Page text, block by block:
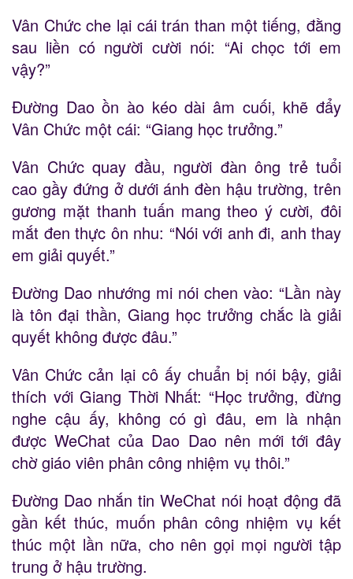
Vân Chức che lại cái trán than một tiếng, đằng
sau liền có người cười nói: “Ai chọc tới em
vậy?”
Đường Dao ồn ào kéo dài âm cuối, khẽ đẩy
Vân Chức một cái: “Giang học trưởng.”
Vân Chức quay đầu, người đàn ông trẻ tuổi
cao gầy đứng ở dưới ánh đèn hậu trường, trên
gương mặt thanh tuấn mang theo ý cười, đôi
mắt đen thực ôn nhu: “Nói với anh đi, anh thay
em giải quyết.”
Đường Dao nhướng mi nói chen vào: “Lần này
là tôn đại thần, Giang học trưởng chắc là giải
quyết không được đâu.”
Vân Chức cản lại cô ấy chuẩn bị nói bậy, giải
thích với Giang Thời Nhất: “Học trưởng, đừng
nghe cậu ấy, không có gì đâu, em là nhận
được WeChat của Dao Dao nên mới tới đây
chờ giáo viên phân công nhiệm vụ thôi.”
Đường Dao nhắn tin WeChat nói hoạt động đã
gần kết thúc, muốn phân công nhiệm vụ kết
thúc một lần nữa, cho nên gọi mọi người tập
trung ở hậu trường.